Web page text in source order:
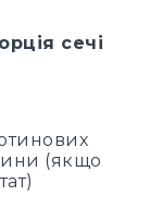
сечі
(якщо